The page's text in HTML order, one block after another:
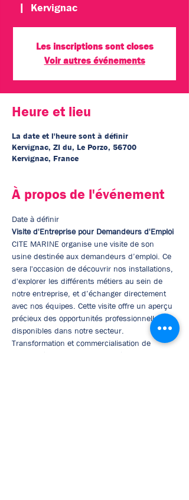
  |
Kervignac
Les inscriptions sont closes
Voir autres événements
Heure et lieu
La date et l'heure sont à définir
Kervignac, ZI du, Le Porzo, 56700
Kervignac, France
À propos de l'événement
Date à définir
Visite d'Entreprise pour Demandeurs d'Emploi
CITE MARINE organise une visite de son
usine destinée aux demandeurs d’emploi. Ce
sera l'occasion de découvrir nos installations,
d'explorer les différents métiers au sein de
notre entreprise, et d’échanger directement
avec nos équipes. Cette visite offre un aperçu
précieux des opportunités professionnelles
disponibles dans notre secteur.
Transformation et commercialisation de
produits à base de poissons, légumes,